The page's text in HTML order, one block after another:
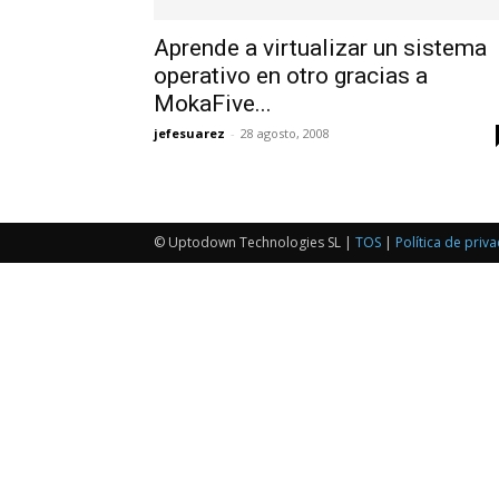
Aprende a virtualizar un sistema
operativo en otro gracias a
MokaFive...
jefesuarez - 28 agosto, 2008
© Uptodown Technologies SL | TOS | Política de